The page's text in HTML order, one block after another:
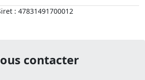
: 47831491700012
contacter